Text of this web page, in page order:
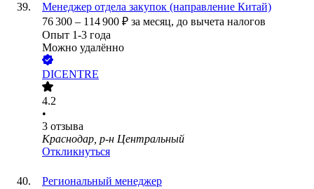
Менеджер отдела закупок (направление Китай)
76 300 – 114 900 ₽ за месяц, до вычета налогов
Опыт 1-3 года
Можно удалённо
DICENTRE
4.2
•
3 отзыва
Краснодар, р-н Центральный
Откликнуться
Региональный менеджер